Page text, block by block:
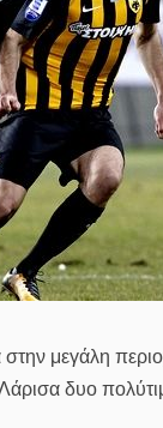
μεγάλη
δυο